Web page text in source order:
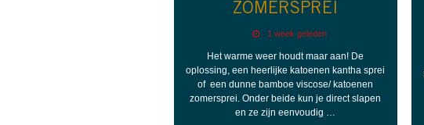
ZOMERSPREI
1 week geleden
Het warme weer houdt maar aan! De
oplossing, een heerlijke katoenen kantha sprei
of een dunne bamboe viscose/ katoenen
zomersprei. Onder beide kun je direct slapen
en ze zijn eenvoudig …